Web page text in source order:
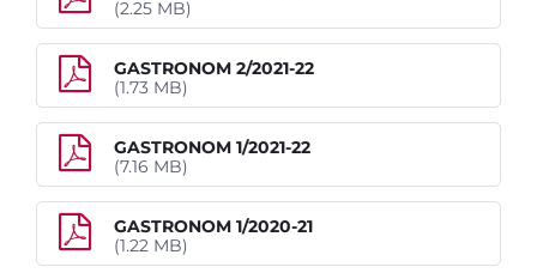
Aktuálně
Škola
Informace o škole
Dokumenty školy
Domov mládeže
(2.25 MB)
GASTRONOM 2/2021-22
(1.73 MB)
GASTRONOM 1/2021-22
(7.16 MB)
GASTRONOM 1/2020-21
(1.22 MB)